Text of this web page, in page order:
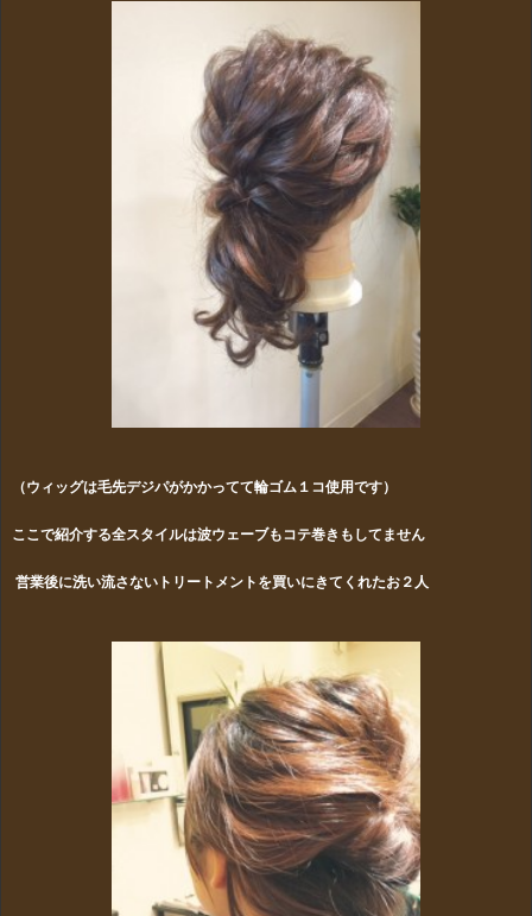
（ウィッグは毛先デジパがかかってて輪ゴム１コ使用です）
ここで紹介する全スタイルは波ウェーブもコテ巻きもしてません
営業後に洗い流さないトリートメントを買いにきてくれたお２人